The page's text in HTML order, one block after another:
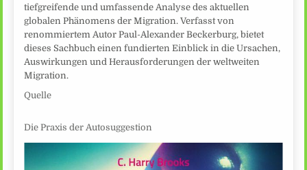
tiefgreifende und umfassende Analyse des aktuellen
globalen Phänomens der Migration. Verfasst von
renommiertem Autor Paul-Alexander Beckerburg, bietet
dieses Sachbuch einen fundierten Einblick in die Ursachen,
Auswirkungen und Herausforderungen der weltweiten
Migration.
Quelle
Die Praxis der Autosuggestion